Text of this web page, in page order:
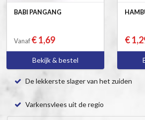
BABI PANGANG
Vanaf € 1,69
Bekijk & bestel
€
De lekkerste slager van het zuiden
Varkensvlees uit de regio